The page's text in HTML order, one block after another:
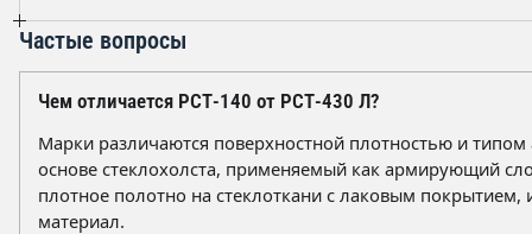
Частые вопросы
Чем отличается РСТ-140 от РСТ-430 Л?
Марки различаются поверхностной плотностью и
основе стеклохолста, применяемый как армирующий
плотное полотно на стеклоткани с лаковым
материал.